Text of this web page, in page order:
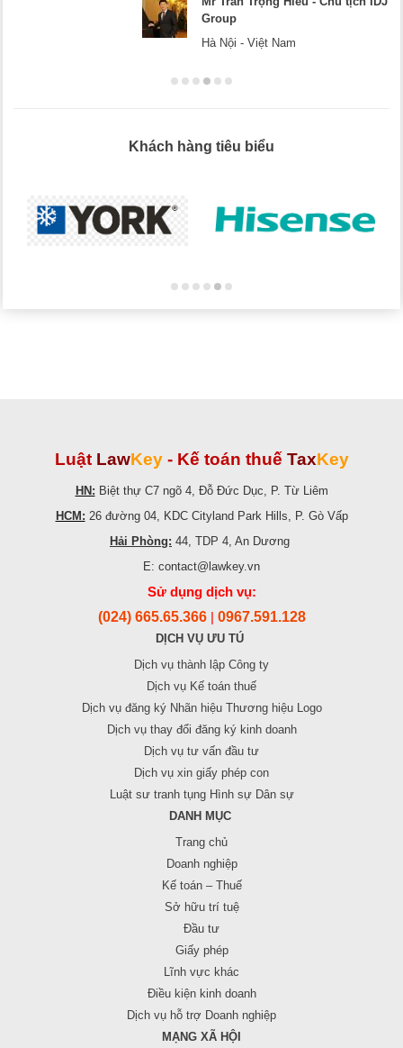
Mr Dương - CEO Dương Cafe
Hà Nội
Khách hàng tiêu biểu
Luật LawKey - Kế toán thuế TaxKey
HN: Biệt thự C7 ngõ 4, Đỗ Đức Dục, P. Từ Liêm
HCM: 26 đường 04, KDC Cityland Park Hills, P. Gò Vấp
Hải Phòng: 44, TDP 4, An Dương
E: contact@lawkey.vn
Sử dụng dịch vụ:
(024) 665.65.366 0967.591.128
DỊCH VỤ ƯU TÚ
Dịch vụ thành lập Công ty
Dịch vụ Kế toán thuế
Dịch vụ đăng ký Nhãn hiệu Thương hiệu Logo
Dịch vụ thay đổi đăng ký kinh doanh
Dịch vụ tư vấn đầu tư
Dịch vụ xin giấy phép con
Luật sư tranh tụng Hình sự Dân sự
DANH MỤC
Trang chủ
Doanh nghiệp
Kế toán – Thuế
Sở hữu trí tuệ
Đầu tư
Giấy phép
Lĩnh vực khác
Điều kiện kinh doanh
Dịch vụ hỗ trợ Doanh nghiệp
MẠNG XÃ HỘI